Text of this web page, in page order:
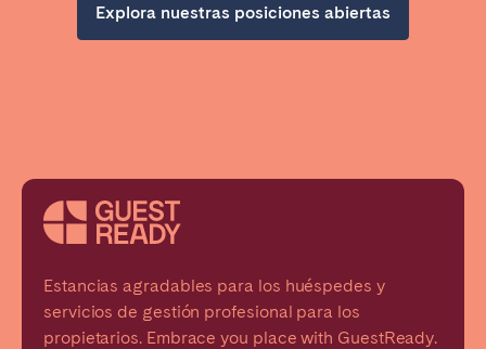
Explora nuestras posiciones abiertas
Estancias agradables para los huéspedes y
servicios de gestión profesional para los
propietarios. Embrace you place with GuestReady.